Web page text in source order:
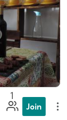
1
Join